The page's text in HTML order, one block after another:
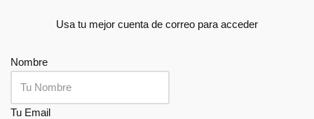
Usa tu mejor cuenta de correo para acceder
Nombre
Tu Email